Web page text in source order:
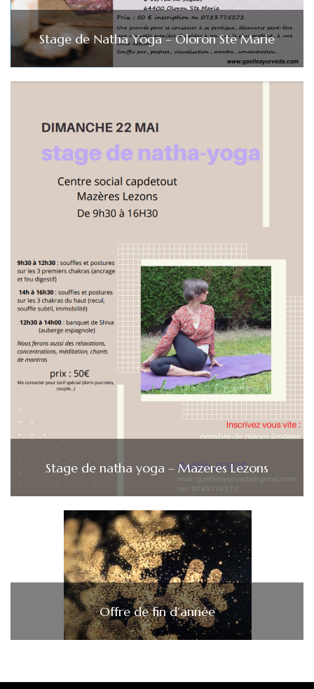
Stage de Natha Yoga – Oloron Ste Marie
Stage de natha yoga – Mazeres Lezons
Offre de fin d’année